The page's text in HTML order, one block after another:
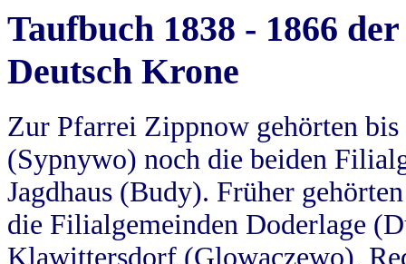
Taufbuch 1838 - 1866
Deutsch Krone
Zur Pfarrei Zippnow gehörten
(Sypnywo) noch die beiden
Jagdhaus (Budy). Früher
die Filialgemeinden Doderlage
Klawittersdorf (Glowaczewo),